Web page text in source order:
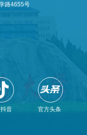
路4655号
音 官方头条